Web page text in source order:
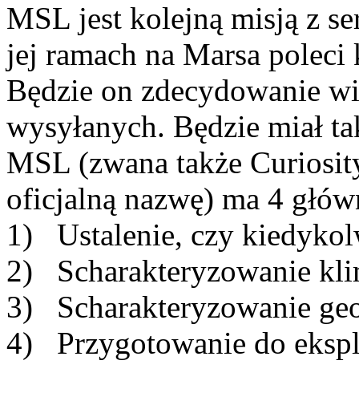
MSL jest kolejną misją z
jej ramach na Marsa
Będzie on zdecydowanie
wysyłanych. Będzie miał
MSL (zwana także
oficjalną nazwę) ma 4
1) Ustalenie, czy
2) Scharakteryzowanie
3) Scharakteryzowanie
4) Przygotowanie do